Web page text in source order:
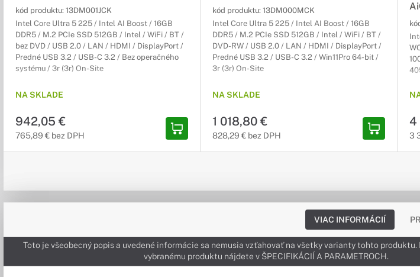
kód produktu: 13DM001JCK
Intel Core Ultra 5 225 / Intel AI Boost / 16GB
DDR5 / M.2 PCIe SSD 512GB / Intel / WiFi / BT /
bez DVD / USB 2.0 / LAN / HDMI / DisplayPort /
Predné USB 3.2 / USB-C 3.2 / Bez operačného
systému / 3r (3r) On-Site
NA SKLADE
942,05 €
765,89 € bez DPH
kód produktu: 13DM000MCK
Intel Core Ultra 5 225 / Intel AI Boost / 16GB
DDR5 / M.2 PCIe SSD 512GB / Intel / WiFi / BT /
DVD-RW / USB 2.0 / LAN / HDMI / DisplayPort /
Predné USB 3.2 / USB-C 3.2 / Win11Pro 64-bit /
3r (3r) On-Site
NA SKLADE
1 018,80 €
828,29 € bez DPH
/
4
3
VIAC INFORMÁCIÍ
Toto je všeobecný popis a uvedené informácie sa nemusia vzťahovať na všetky varianty tohto
vybranému produktu nájdete v ŠPECIFIKÁCIÍ A PARAMETROCH.